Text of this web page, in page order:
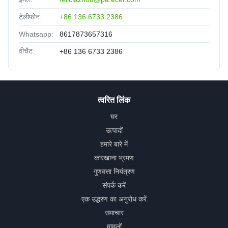
टेलीफोन: +86 136 6733 2386
Whatsapp: 8617873657316
वीचैट: +86 136 6733 2386
त्वरित लिंक
घर
उत्पादों
हमारे बारे में
कारखाना भ्रमण
गुणवत्ता नियंत्रण
संपर्क करें
एक उद्धरण का अनुरोध करें
समाचार